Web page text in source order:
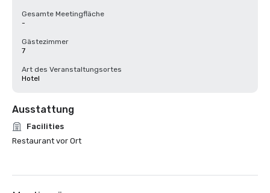
Gesamte Meetingfläche
-
Gästezimmer
7
Art des Veranstaltungsortes
Hotel
Ausstattung
Facilities
Restaurant vor Ort